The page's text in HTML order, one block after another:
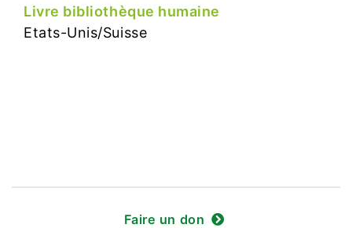
Livre bibliothèque humaine
Etats-Unis/Suisse
Faire un don